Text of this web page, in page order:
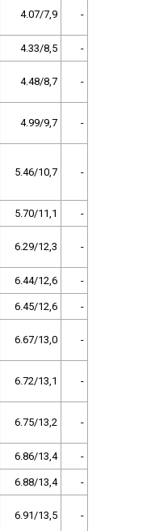
4.07/7,9 -
4.33/8,5 -
4.48/8,7 -
4.99/9,7 -
5.46/10,7 -
5.70/11,1 -
6.29/12,3 -
6.44/12,6 -
6.45/12,6 -
6.67/13,0 -
6.72/13,1 -
6.75/13,2 -
6.86/13,4 -
6.88/13,4 -
6.91/13,5 -